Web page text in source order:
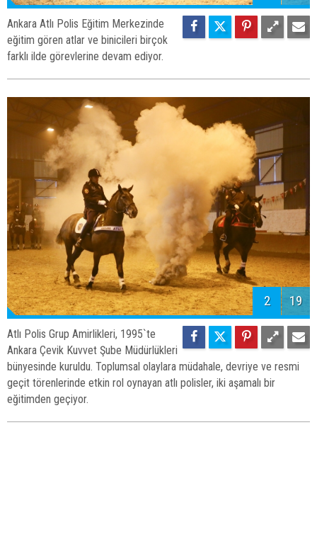
Ankara Atlı Polis Eğitim Merkezinde
eğitim gören atlar ve binicileri birçok
farklı ilde görevlerine devam ediyor.
2 19
Atlı Polis Grup Amirlikleri, 1995`te
Ankara Çevik Kuvvet Şube Müdürlükleri
bünyesinde kuruldu. Toplumsal olaylara müdahale, devriye ve resmi
geçit törenlerinde etkin rol oynayan atlı polisler, iki aşamalı bir
eğitimden geçiyor.